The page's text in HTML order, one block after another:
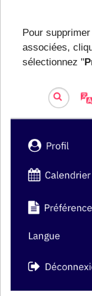
Pour
associées,
sélectionnez "